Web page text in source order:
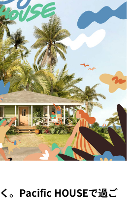
。Pacific HOUSEで過ご